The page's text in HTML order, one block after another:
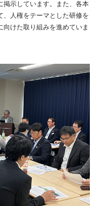
示しています。また、各本
人権をテーマとした研修を
けた取り組みを進めていま